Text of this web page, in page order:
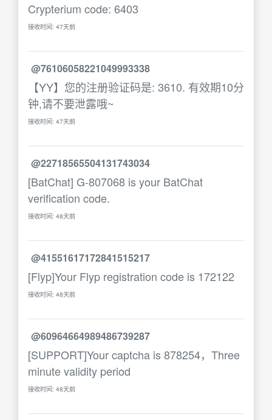
Crypterium code: 6403
接收时间: 47天前
@76106058221049993338
【YY】您的注册验证码是: 3610. 有效期10分
钟,请不要泄露哦~
接收时间: 47天前
@22718565504131743034
[BatChat] G-807068 is your BatChat
verification code.
接收时间: 48天前
@41551617172841515217
[Flyp]Your Flyp registration code is 172122
接收时间: 48天前
@60964664989486739287
[SUPPORT]Your captcha is 878254，Three
minute validity period
接收时间: 48天前